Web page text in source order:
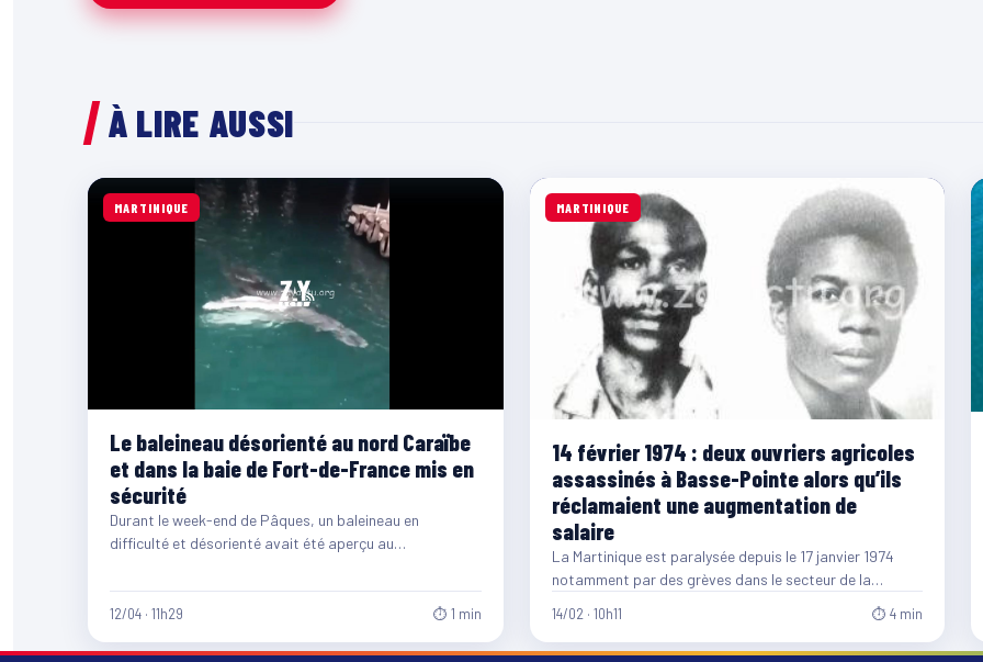
À LIRE AUSSI
MARTINIQUE
Le baleineau désorienté au nord Caraïbe
et dans la baie de Fort-de-France mis en
sécurité
Durant le week-end de Pâques, un baleineau en
difficulté et désorienté avait été aperçu au
12/04 · 11h29 ⏱ 1 min
MARTINIQUE
14 février 1974 : deux ouvriers agricoles
assassinés à Basse-Pointe alors qu’ils
réclamaient une augmentation de
salaire
La Martinique est paralysée depuis le 17 janvier 1974
notamment par des grèves dans le secteur de la…
14/02 · 10h11 ⏱ 4 min